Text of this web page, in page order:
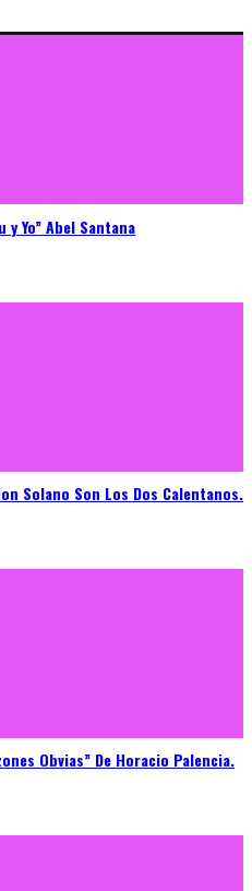
Yo” Abel Santana
Solano Son Los Dos Calentanos.
Obvias” De Horacio Palencia.